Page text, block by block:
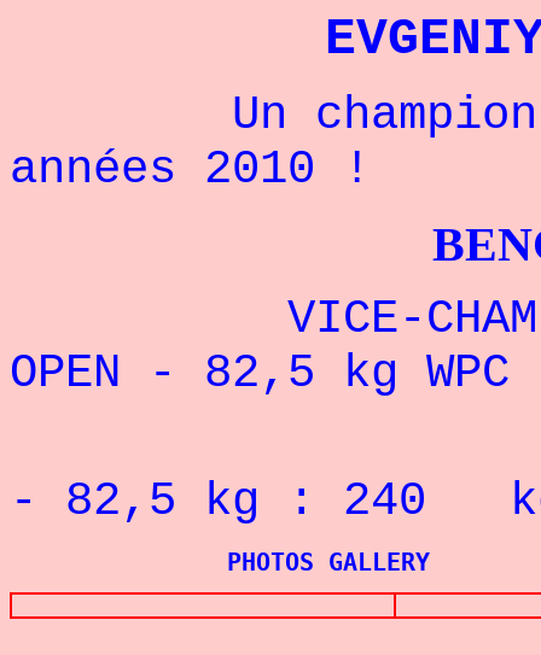
Un champion
années 2010 !
VICE-
OPEN - 82,5 kg
- 82,5 kg : 240
PHOTOS GALLERY